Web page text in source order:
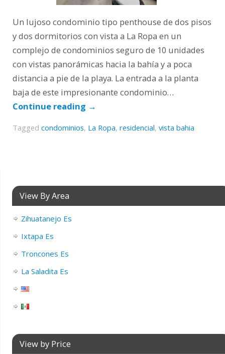
Un lujoso condominio tipo penthouse de dos pisos
y dos dormitorios con vista a La Ropa en un
complejo de condominios seguro de 10 unidades
con vistas panorámicas hacia la bahía y a poca
distancia a pie de la playa. La entrada a la planta
baja de este impresionante condominio…
Continue reading →
Tagged condominios, La Ropa, residencial, vista bahia
View By Area
Zihuatanejo Es
Ixtapa Es
Troncones Es
La Saladita Es
View by Price